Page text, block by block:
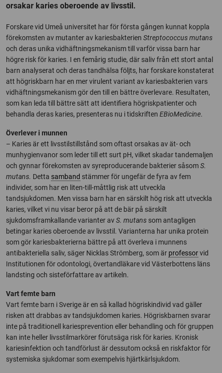
orsakar karies oberoende av livsstil.
Forskare vid Umeå universitet har för första gången kunnat koppla
förekomsten av mutanter av kariesbakterien Streptococcus mutans
och deras unika vidhäftningsmekanism till varför vissa barn har
högre risk för karies. I en femårig studie, där saliv från ett stort antal
barn analyserat och deras tandhälsa följts, har forskare konstaterat
att högriskbarn har en mer virulent variant av kariesbakterien vars
vidhäftningsmekanism gör den till en bättre överlevare. Resultaten,
som kan leda till bättre sätt att identifiera högriskpatienter och
behandla deras karies, presenteras nu i tidskriften EBioMedicine.
Överlever i munnen
– Karies är ett livsstilstillstånd som oftast orsakas av ät- och
munhygienvanor som leder till ett surt pH, vilket skadar tandemaljen
och gynnar förekomsten av syreproducerande bakterier såsomS.
mutans. Detta samband stämmer för ungefär de fyra av fem
individer, som har en liten-till-måttlig risk att utveckla
tandsjukdomen. Men vissa barn har en särskilt hög risk att utveckla
karies, vilket vi nu visar beror på att de bär på särskilt
sjukdomsframkallande varianter avS. mutans som antagligen
betingar karies oberoende av livsstil. Varianterna har unika protein
som gör kariesbakterierna bättre på att överleva i munnens
antibakteriella saliv, säger Nicklas Strömberg, som är professorvid
Institutionen för odontologi, övertandläkare vid Västerbottens läns
landsting och sisteförfattare av artikeln.
Vart femte barn
Vart femte barn i Sverige är en så kallad högriskindivid vad gäller
risken att drabbas av tandsjukdomen karies. Högriskbarnen svarar
inte på traditionell kariesprevention eller behandling och för gruppen
kan inte heller livsstilmarkörer förutsäga risk för karies. Kronisk
kariesinfektion och tandförlust är dessutom också en riskfaktor för
systemiska sjukdomar som exempelvis hjärtkärlsjukdom.